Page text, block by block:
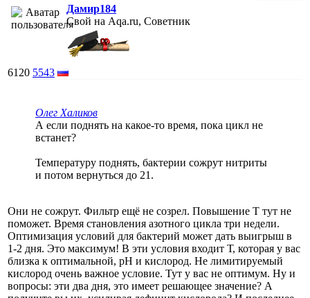
Дамир184
Свой на Aqa.ru, Советник
6120 5543
Олег Халиков
А если поднять на какое-то время, пока цикл не
встанет?
Температуру поднять, бактерии сожрут нитриты
и потом вернуться до 21.
Они не сожрут. Фильтр ещё не созрел. Повышение Т тут не
поможет. Время становления азотного цикла три недели.
Оптимизация условий для бактерий может дать выигрыш в
1-2 дня. Это максимум! В эти условия входит Т, которая у вас
близка к оптимальной, рН и кислород. Не лимитируемый
кислород очень важное условие. Тут у вас не оптимум. Ну и
вопросы: эти два дня, это имеет решающее значение? А